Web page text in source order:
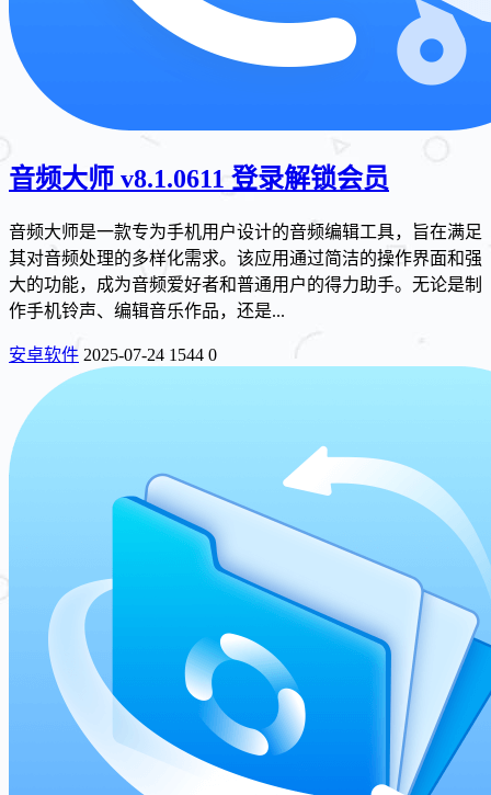
音频大师 v8.1.0611 登录解锁会员
音频大师是一款专为手机用户设计的音频编辑工具，旨在满足
其对音频处理的多样化需求。该应用通过简洁的操作界面和强
大的功能，成为音频爱好者和普通用户的得力助手。无论是制
作手机铃声、编辑音乐作品，还是...
安卓软件 2025-07-24 1544 0